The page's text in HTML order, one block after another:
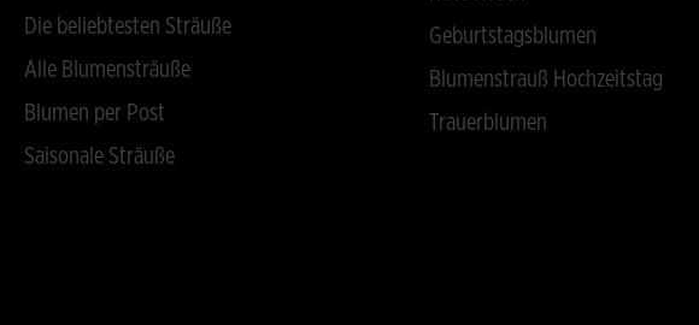
Die beliebtesten Sträuße
Alle Blumensträuße
Blumen per Post
Saisonale Sträuße
Geburtstagsblumen
Blumenstrauß Hochzeitstag
Trauerblumen